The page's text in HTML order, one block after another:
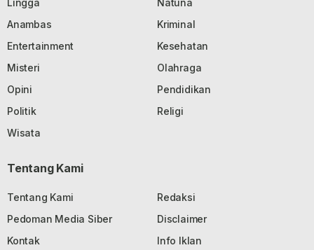
Lingga
Natuna
Anambas
Kriminal
Entertainment
Kesehatan
Misteri
Olahraga
Opini
Pendidikan
Politik
Religi
Wisata
Tentang Kami
Tentang Kami
Redaksi
Pedoman Media Siber
Disclaimer
Kontak
Info Iklan